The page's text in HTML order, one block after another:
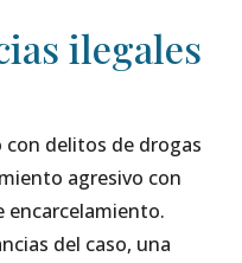
ilegales
delitos de drogas
agresivo con
encarcelamiento.
del caso, una